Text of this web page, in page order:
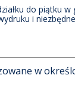
do piątku
i
w